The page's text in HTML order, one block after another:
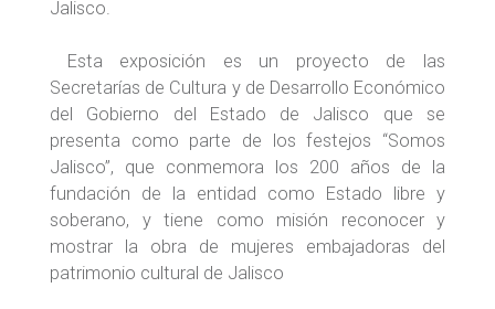
Jalisco.
Esta exposición es un proyecto de las
Secretarías de Cultura y de Desarrollo Económico
del Gobierno del Estado de Jalisco que se
presenta como parte de los festejos “Somos
Jalisco”, que conmemora los 200 años de la
fundación de la entidad como Estado libre y
soberano, y tiene como misión reconocer y
mostrar la obra de mujeres embajadoras del
patrimonio cultural de Jalisco